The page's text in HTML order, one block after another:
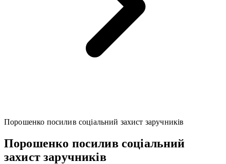
Порошенко посилив соціальний захист заручників
Порошенко посилив соціальний
захист заручників